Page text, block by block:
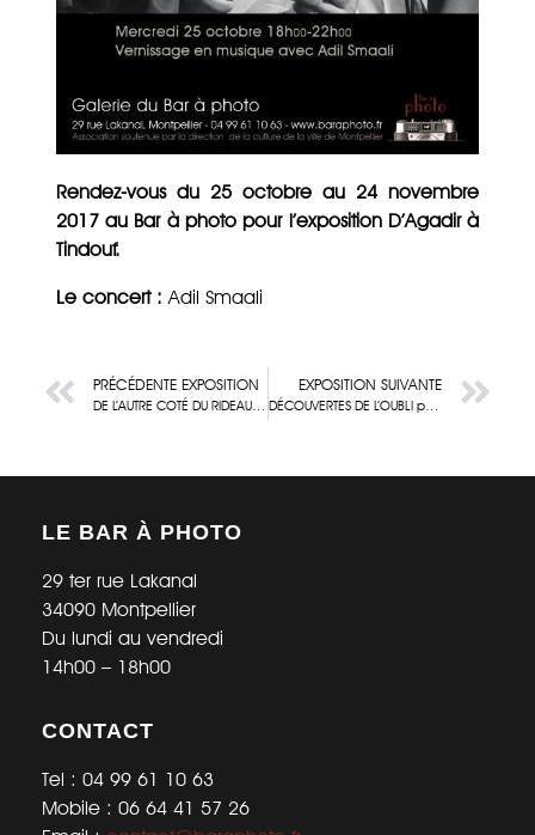
Rendez-vous du 25 octobre au 24 novembre
2017 au Bar à photo pour l’exposition D’Agadir à
Tindouf.
Le concert : Adil Smaali
PRÉCÉDENTE EXPOSITION
DE L’AUTRE COTÉ DU RIDEAU par Agathe Catel
EXPOSITION SUIVANTE
DÉCOUVERTES DE L’OUBLI par Vince J.
LE BAR À PHOTO
29 ter rue Lakanal
34090 Montpellier
Du lundi au vendredi
14h00 – 18h00
CONTACT
Tel : 04 99 61 10 63
Mobile : 06 64 41 57 26